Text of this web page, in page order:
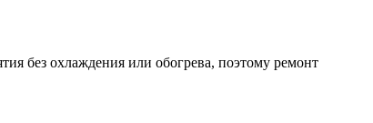
без охлаждения или обогрева, поэтому ремонт